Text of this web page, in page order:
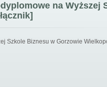
na Wyższej
Szkole Biznesu w Gorzowie